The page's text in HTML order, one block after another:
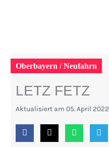
Oberbayern / Neufahrn
LETZ FETZ
Aktualisiert am 05. April 2022